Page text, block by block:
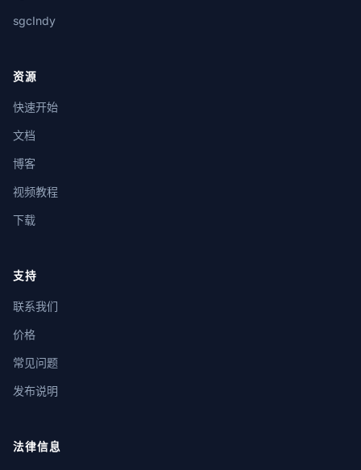
sgcIndy
资源
快速开始
文档
博客
视频教程
下载
支持
联系我们
价格
常见问题
发布说明
法律信息